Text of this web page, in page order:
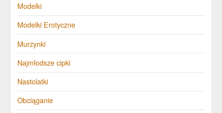
Modelki
Modelki Erotyczne
Murzynki
Najmłodsze cipki
Nastolatki
Obciąganie